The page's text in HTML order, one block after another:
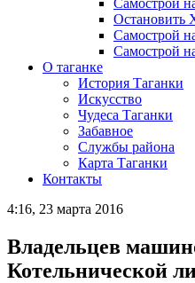
Самострой
Остановить
Самострой
Самострой
О таганке
История Таганки
Искусство
Чудеса Таганки
Забавное
Службы района
Карта Таганки
Контакты
4:16, 23 марта 2016
Владельцев
Котельнической